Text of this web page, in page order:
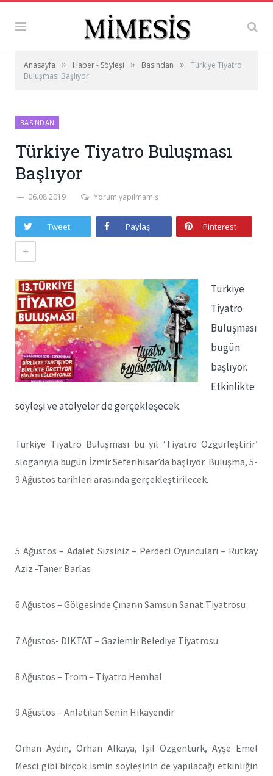
Anasayfa » Haber - Söyleşi » Basından »
Türkiye Tiyatro
Buluşması Başlıyor
BASINDAN
Türkiye Tiyatro Buluşması
Başlıyor
06.08.2019 Yorum yapılmamış
Tweet Paylaş Pinterest
+
Türkiye
Tiyatro
Buluşması
bugün
başlıyor.
Etkinlikte
söyleşi ve atölyeler de gerçekleşecek.
Türkiye Tiyatro Buluşması bu yıl ‘Tiyatro Özgürleştirir’
sloganıyla bugün İzmir Seferihisar’da başlıyor. Buluşma, 5-
9 Ağustos tarihleri arasında gerçekleştirilecek.
5 Ağustos – Adalet Sizsiniz – Perdeci Oyuncuları – Rutkay
Aziz -Taner Barlas
6 Ağustos – Gölgesinde Çınarın Samsun Sanat Tiyatrosu
7 Ağustos- DIKTAT – Gaziemir Belediye Tiyatrosu
8 Ağustos – Trom – Tiyatro Hemhal
9 Ağustos – Anlatılan Senin Hikayendir
Orhan Aydın, Orhan Alkaya, Işıl Özgentürk, Ayşe Emel
Mesci gibi birçok ismin söyleşinin de yapılacağı etkinliğin